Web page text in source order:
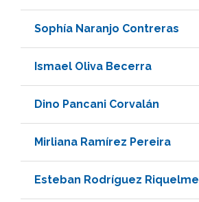
Sophía Naranjo Contreras
Ismael Oliva Becerra
Dino Pancani Corvalán
Mirliana Ramírez Pereira
Esteban Rodríguez Riquelme